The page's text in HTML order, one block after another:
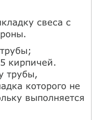
свеса с
кирпичей.
трубы,
которого не
выполняется